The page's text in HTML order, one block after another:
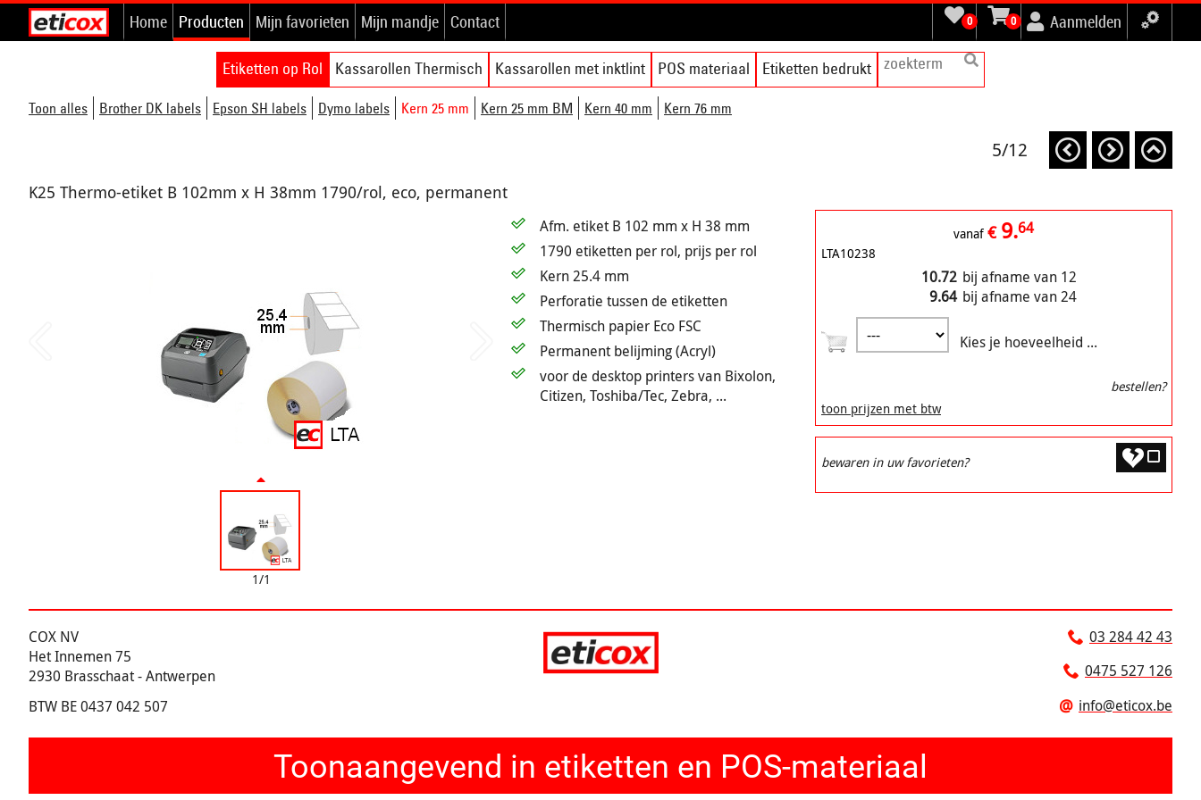
Home Producten Mijn favorieten Mijn mandje Contact 0 0 Aanmelden
Etiketten op Rol Kassarollen Thermisch Kassarollen met inktlint POS materiaal Etiketten bedrukt
Toon alles Brother DK labels Epson SH labels Dymo labels Kern 25 mm Kern 25 mm BM Kern 40 mm Kern 76 mm
5/12
K25 Thermo-etiket B 102mm x H 38mm 1790/rol, eco, permanent
1/1
Afm. etiket B 102 mm x H 38 mm
1790 etiketten per rol, prijs per rol
Kern 25.4 mm
Perforatie tussen de etiketten
Thermisch papier Eco FSC
Permanent belijming (Acryl)
voor de desktop printers van Bixolon,
Citizen, Toshiba/Tec, Zebra, ...
vanaf € 9.64
LTA10238
10.72 bij afname van 12
9.64 bij afname van 24
Kies je hoeveelheid ...
bestellen?
toon prijzen met btw
bewaren in uw favorieten?
COX NV
Het Innemen 75
2930 Brasschaat - Antwerpen
BTW BE 0437 042 507
03 284 42 43
0475 527 126
@ info@eticox.be
Toonaangevend in etiketten en POS-materiaal